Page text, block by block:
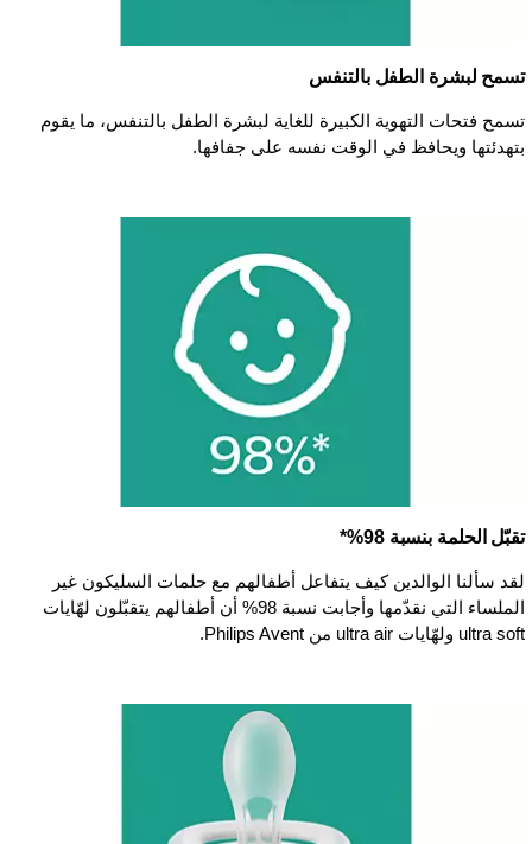
تسمح لبشرة الطفل بالتنفس
تسمح فتحات التهوية الكبيرة للغاية لبشرة الطفل بالتنفس، ما يقوم
بتهدئتها ويحافظ في الوقت نفسه على جفافها.
تقبّل الحلمة بنسبة 98%*
لقد سألنا الوالدين كيف يتفاعل أطفالهم مع حلمات السليكون غير
الملساء التي نقدّمها وأجابت نسبة 98% أن أطفالهم يتقبّلون لهّايات
ultra soft ولهّايات ultra air من Philips Avent.